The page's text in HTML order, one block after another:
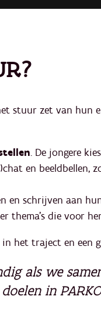
stuur zet van hun
. De jongere
en beeldbellen,
en schrijven aan
thema’s die voor
het traject en een
als we
in